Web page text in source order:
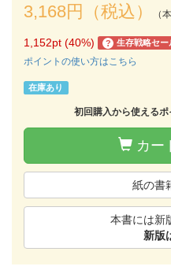
3,168円（税込） （
1,152pt (40%) ? 生存戦略セー
ポイントの使い方はこちら
在庫あり
初回購入から使える
カー
紙の書
本書には新
新版